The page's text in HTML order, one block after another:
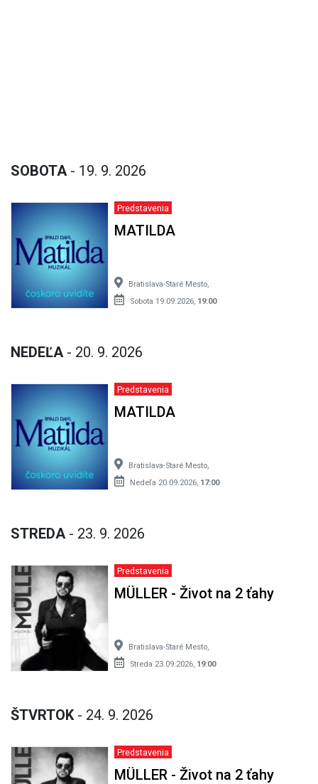
SOBOTA - 19. 9. 2026
Predstavenia
MATILDA
Bratislava-Staré Mesto,
Sobota 19.09.2026, 19:00
NEDEĽA - 20. 9. 2026
Predstavenia
MATILDA
Bratislava-Staré Mesto,
Nedeľa 20.09.2026, 17:00
STREDA - 23. 9. 2026
Predstavenia
MÜLLER - Život na 2 ťahy
Bratislava-Staré Mesto,
Streda 23.09.2026, 19:00
ŠTVRTOK - 24. 9. 2026
Predstavenia
MÜLLER - Život na 2 ťahy